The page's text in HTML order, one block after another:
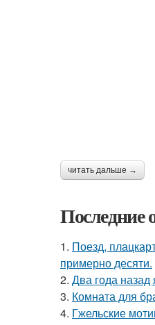
читать дальше →
Последние
1. Поезд,
примерно десяти.
2. Два года
3. Комната для
4. Гжельские